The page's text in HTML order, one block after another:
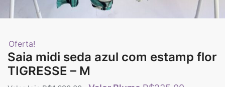
Oferta!
Saia midi seda azul com estamp flor
TIGRESSE – M